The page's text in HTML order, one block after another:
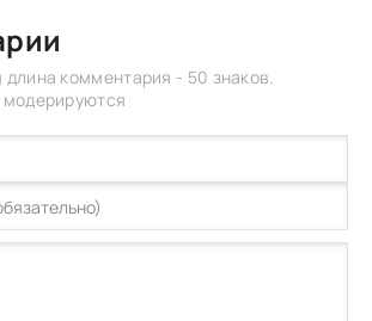
комментария - 50 знаков.